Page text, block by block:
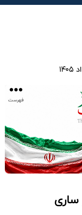
فهرست
ساری